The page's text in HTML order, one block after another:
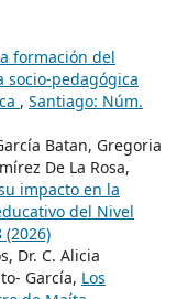
formación del
socio-pedagógica
, Santiago: Núm.
Batan, Gregoria
De La Rosa,
impacto en la
del Nivel
Dr. C. Alicia
García, Los